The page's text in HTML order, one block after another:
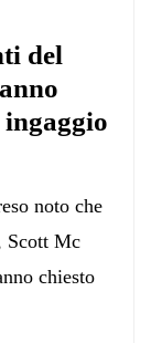
del
noto che
Scott Mc
chiesto